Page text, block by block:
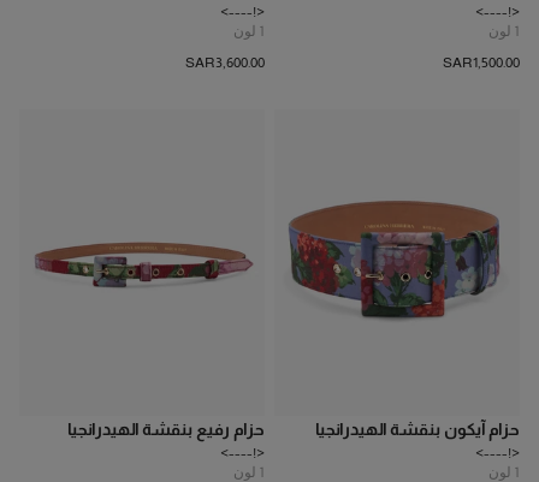
<!---->
1 لون
SAR‌1,500.00
<!---->
1 لون
SAR‌3,600.00
حزام آيكون بنقشة الهيدرانجيا
<!---->
1 لون
حزام رفيع بنقشة الهيدرانجيا
<!---->
1 لون